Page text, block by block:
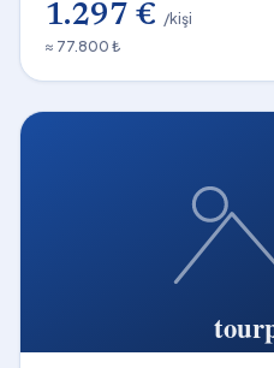
1.297 € /kişi
≈ 77.800 ₺